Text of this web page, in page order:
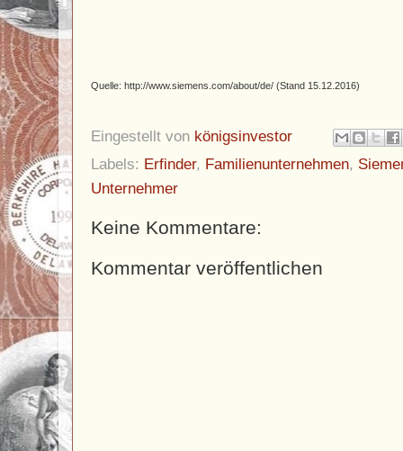
Quelle: http://www.siemens.com/about/de/ (Stand 15.12.2016)
Eingestellt von königsinvestor
Labels: Erfinder, Familienunternehmen,
Unternehmer
Keine Kommentare:
Kommentar veröffentlichen